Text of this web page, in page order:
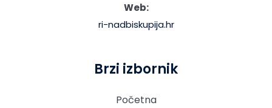
Web:
ri-nadbiskupija.hr
Brzi izbornik
Početna